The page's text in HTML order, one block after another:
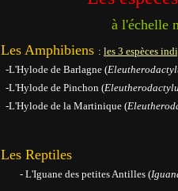
à l'échelle
Les Amphibiens : les 3 espèces
-L'Hylode de Barlagne (
-L'Hylode de Pinchon (
-L'Hylode de la Martinique (
Les Reptiles
- L'Iguane des petites Antilles (